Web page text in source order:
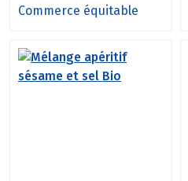
Commerce équitable